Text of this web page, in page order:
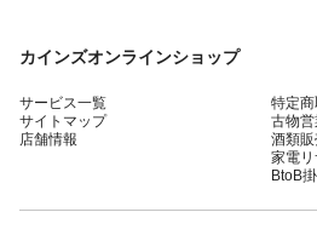
カインズオンラインショップ
サービス一覧
サイトマップ
店舗情報
特定
古物
酒類
家電
BtoB